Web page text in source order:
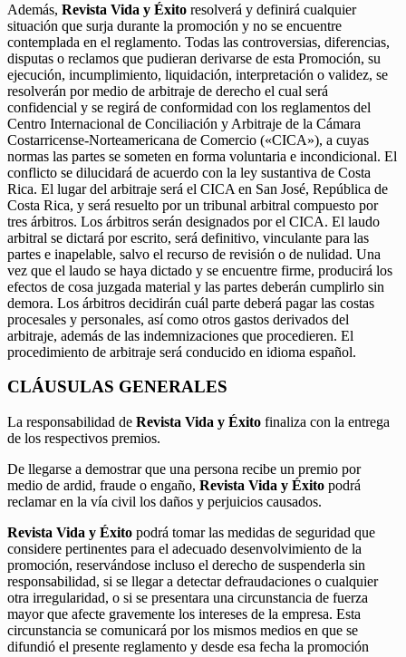
Además, Revista Vida y Éxito resolverá y definirá cualquier
situación que surja durante la promoción y no se encuentre
contemplada en el reglamento. Todas las controversias, diferencias,
disputas o reclamos que pudieran derivarse de esta Promoción, su
ejecución, incumplimiento, liquidación, interpretación o validez, se
resolverán por medio de arbitraje de derecho el cual será
confidencial y se regirá de conformidad con los reglamentos del
Centro Internacional de Conciliación y Arbitraje de la Cámara
Costarricense-Norteamericana de Comercio («CICA»), a cuyas
normas las partes se someten en forma voluntaria e incondicional. El
conflicto se dilucidará de acuerdo con la ley sustantiva de Costa
Rica. El lugar del arbitraje será el CICA en San José, República de
Costa Rica, y será resuelto por un tribunal arbitral compuesto por
tres árbitros. Los árbitros serán designados por el CICA. El laudo
arbitral se dictará por escrito, será definitivo, vinculante para las
partes e inapelable, salvo el recurso de revisión o de nulidad. Una
vez que el laudo se haya dictado y se encuentre firme, producirá los
efectos de cosa juzgada material y las partes deberán cumplirlo sin
demora. Los árbitros decidirán cuál parte deberá pagar las costas
procesales y personales, así como otros gastos derivados del
arbitraje, además de las indemnizaciones que procedieren. El
procedimiento de arbitraje será conducido en idioma español.
CLÁUSULAS GENERALES
La responsabilidad de Revista Vida y Éxito finaliza con la entrega
de los respectivos premios.
De llegarse a demostrar que una persona recibe un premio por
medio de ardid, fraude o engaño, Revista Vida y Éxito podrá
reclamar en la vía civil los daños y perjuicios causados.
Revista Vida y Éxito podrá tomar las medidas de seguridad que
considere pertinentes para el adecuado desenvolvimiento de la
promoción, reservándose incluso el derecho de suspenderla sin
responsabilidad, si se llegar a detectar defraudaciones o cualquier
otra irregularidad, o si se presentara una circunstancia de fuerza
mayor que afecte gravemente los intereses de la empresa. Esta
circunstancia se comunicará por los mismos medios en que se
difundió el presente reglamento y desde esa fecha la promoción